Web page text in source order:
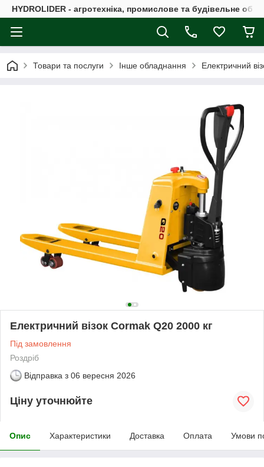
HYDROLIDER - агротехніка, промислове та будівельне
Товари та послуги Інше обладнання Електричний
Електричний візок Cormak Q20 2000 кг
Під замовлення
Роздріб
Відправка з 06 вересня 2026
Ціну уточнюйте
Опис Характеристики Доставка Оплата Умови